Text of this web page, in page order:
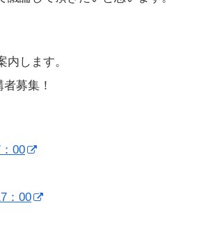
します。
募集！
00
：00